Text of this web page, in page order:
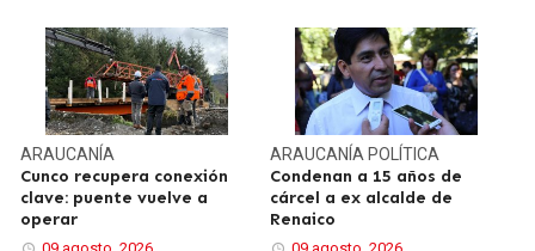
ARAUCANÍA
Cunco recupera conexión
clave: puente vuelve a
operar
ARAUCANÍA POLÍTICA
Condenan a 15 años de
cárcel a ex alcalde de
Renaico